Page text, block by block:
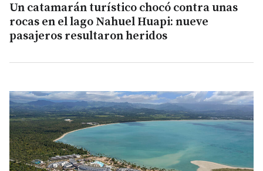
Un catamarán turístico chocó contra unas
rocas en el lago Nahuel Huapi: nueve
pasajeros resultaron heridos